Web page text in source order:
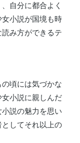
自分に都合よく
小説が国境も時
み方ができるテ
頃には気づかな
小説に親しんだ
説の魅力を思い
してそれ以上の